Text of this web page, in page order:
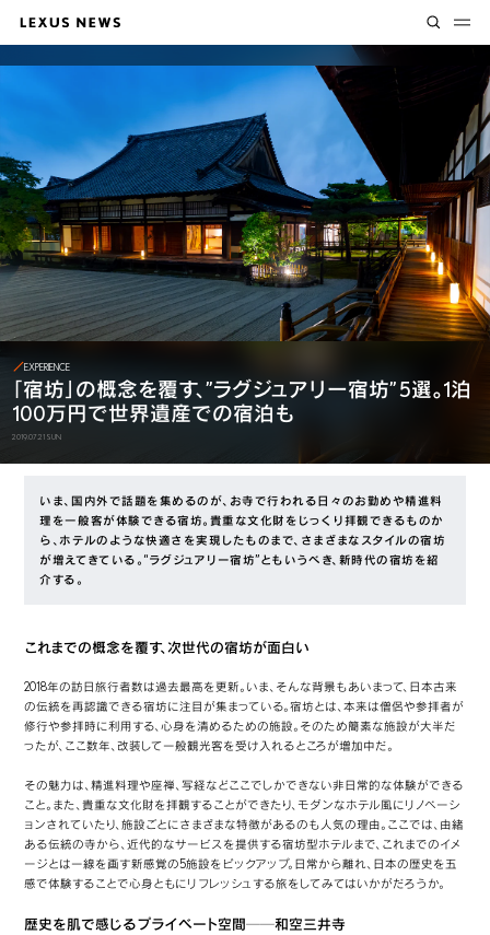
EXPERIENCE
「宿坊」の概念を覆す、”ラグジュアリー宿坊” 5選。1泊
100万円で世界遺産での宿泊も
2019.07.21 SUN
いま、国内外で話題を集めるのが、お寺で行われる日々のお勤めや精進料
理を一般客が体験できる宿坊。貴重な文化財をじっくり拝観できるものか
ら、ホテルのような快適さを実現したものまで、さまざまなスタイルの宿坊
が増えてきている。“ラグジュアリー宿坊”ともいうべき、新時代の宿坊を紹
介する。
これまでの概念を覆す、次世代の宿坊が面白い
2018年の訪日旅行者数は過去最高を更新。いま、そんな背景もあいまって、日本古来
の伝統を再認識できる宿坊に注目が集まっている。宿坊とは、本来は僧侶や参拝者が
修行や参拝時に利用する、心身を清めるための施設。そのため簡素な施設が大半だ
ったが、ここ数年、改装して一般観光客を受け入れるところが増加中だ。
その魅力は、精進料理や座禅、写経などここでしかできない非日常的な体験ができる
こと。また、貴重な文化財を拝観することができたり、モダンなホテル風にリノベーシ
ョンされていたり、施設ごとにさまざまな特徴があるのも人気の理由。ここでは、由緒
ある伝統の寺から、近代的なサービスを提供する宿坊型ホテルまで、これまでのイメ
ージとは一線を画す新感覚の5施設をピックアップ。日常から離れ、日本の歴史を五
感で体験することで心身ともにリフレッシュする旅をしてみてはいかがだろうか。
歴史を肌で感じるプライベート空間──和空三井寺